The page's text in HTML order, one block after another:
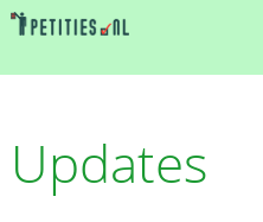
Updates